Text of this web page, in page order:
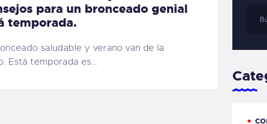
CARRITO
FAMILY
para un bronceado genial
temporada.
saludable y verano van de la
Está temporada es…